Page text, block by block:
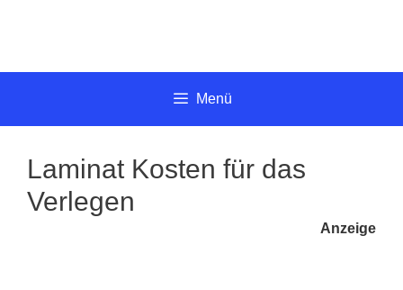
Menü
Laminat Kosten für das
Verlegen